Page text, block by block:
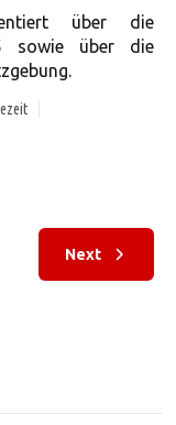
über die
sowie über die
Next